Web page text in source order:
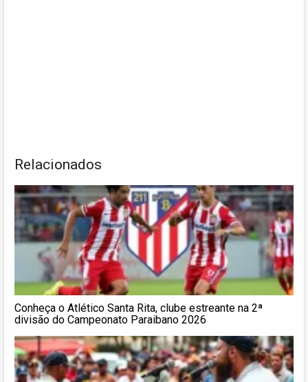
Relacionados
Conheça o Atlético Santa Rita, clube estreante na 2ª
divisão do Campeonato Paraibano 2026